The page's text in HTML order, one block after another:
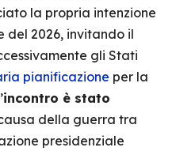
la propria intenzione
del 2026, invitando il
gli Stati
pianificazione per la
incontro è stato
della guerra tra
presidenziale